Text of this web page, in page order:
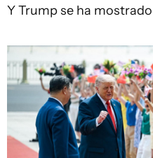
Y Trump se ha